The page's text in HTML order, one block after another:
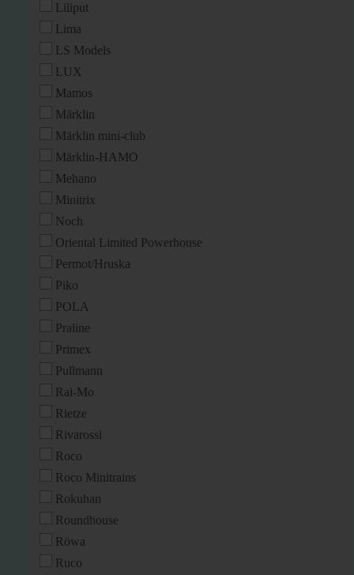
Liliput
Lima
LS Models
LUX
Mamos
Märklin
Märklin mini-club
Märklin-HAMO
Mehano
Minitrix
Noch
Oriental Limited Powerhouse
Permot/Hruska
Piko
POLA
Praline
Primex
Pullmann
Rai-Mo
Rietze
Rivarossi
Roco
Roco Minitrains
Rokuhan
Roundhouse
Röwa
Ruco